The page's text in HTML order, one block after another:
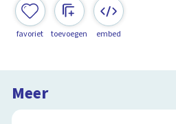
favoriet toevoegen embed
Meer